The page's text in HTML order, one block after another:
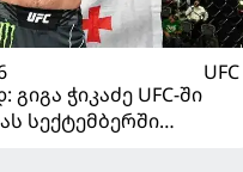
UFC
ჭიკაძე UFC-ში
სექტემბერში